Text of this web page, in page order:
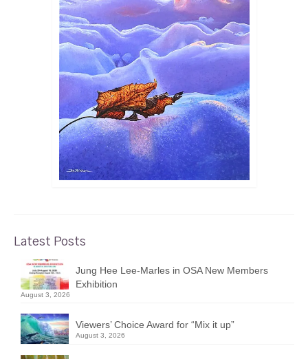
Latest Posts
Jung Hee Lee-Marles in OSA New Members
Exhibition
August 3, 2026
Viewers’ Choice Award for “Mix it up”
August 3, 2026